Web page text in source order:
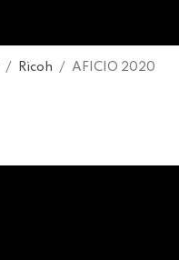
/ Ricoh / AFICIO 2020